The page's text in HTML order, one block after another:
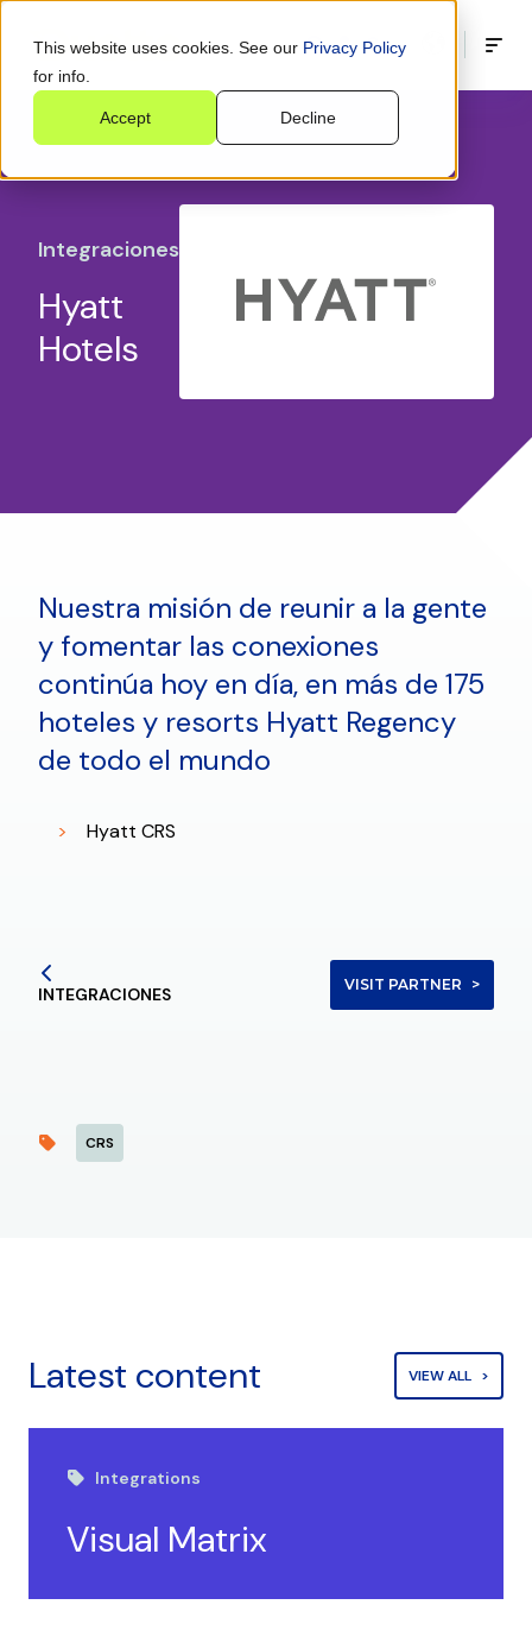
This website uses cookies. See our Privacy Policy
for info.
Accept Decline
Integraciones
Hyatt
Hotels
Nuestra misión de reunir a la gente
y fomentar las conexiones
continúa hoy en día, en más de 175
hoteles y resorts Hyatt Regency
de todo el mundo
Hyatt CRS
INTEGRACIONES VISIT PARTNER
CRS
Latest content VIEW ALL
Integrations
Visual Matrix